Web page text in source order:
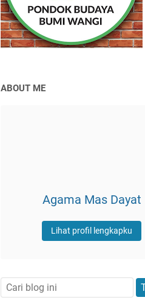
ABOUT ME
Agama Mas Dayat
Lihat profil lengkapku